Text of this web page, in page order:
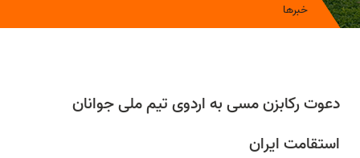
خبرها
دعوت رکابزن مسی به اردوی تیم ملی جوانان
استقامت ایران